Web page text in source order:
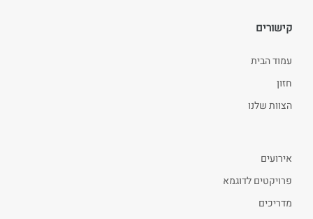
קישורים
עמוד הבית
חזון
הצוות שלנו
אירועים
פרויקטים לדוגמא
מדריכים